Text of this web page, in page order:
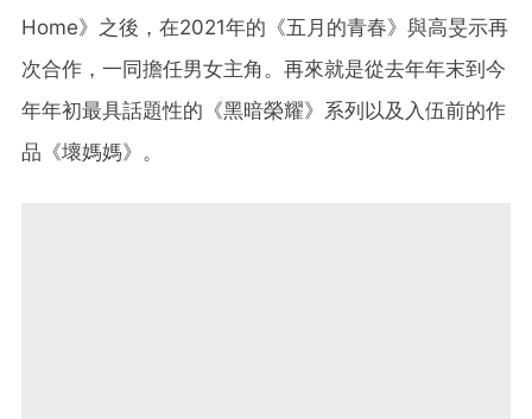
Home》之後，在2021年的《五月的青春》與高旻示再
次合作，一同擔任男女主角。再來就是從去年年末到今
年年初最具話題性的《黑暗榮耀》系列以及入伍前的作
品《壞媽媽》。